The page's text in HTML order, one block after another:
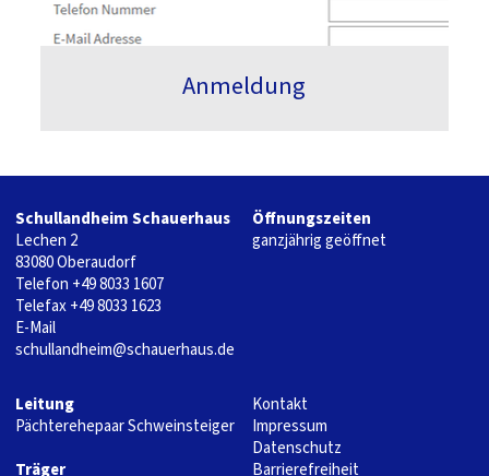
Anmeldung
Schullandheim Schauerhaus
Lechen 2
83080 Oberaudorf
Telefon +49 8033 1607
Telefax +49 8033 1623
E-Mail
schullandheim@schauerhaus.de
Öffnungszeiten
ganzjährig geöffnet
Leitung
Pächterehepaar Schweinsteiger
Träger
Kontakt
Impressum
Datenschutz
Barrierefreiheit